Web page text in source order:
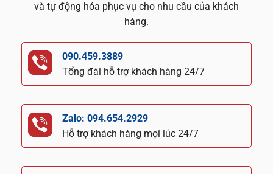
và tự động hóa phục vụ cho nhu cầu của khách
hàng.
090.459.3889
Tổng đài hỗ trợ khách hàng 24/7
Zalo: 094.654.2929
Hỗ trợ khách hàng mọi lúc 24/7